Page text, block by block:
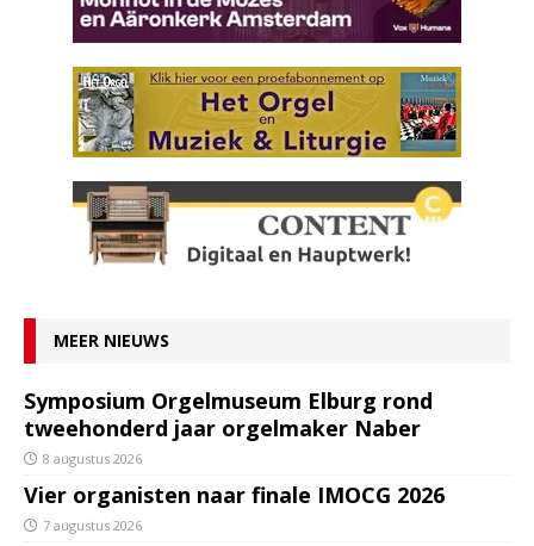
MEER NIEUWS
Symposium Orgelmuseum Elburg rond
tweehonderd jaar orgelmaker Naber
8 augustus 2026
Vier organisten naar finale IMOCG 2026
7 augustus 2026